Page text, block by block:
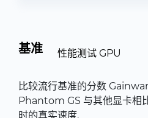
基准 性能测试 GPU
比较流行基准的分数
Phantom GS 与其他显卡相
时的真实速度.